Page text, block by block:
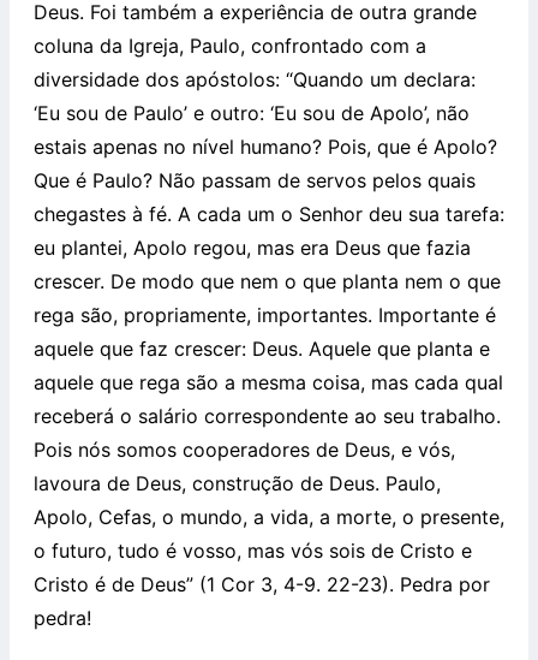
Deus. Foi também a experiência de outra grande
coluna da Igreja, Paulo, confrontado com a
diversidade dos apóstolos: “Quando um declara:
‘Eu sou de Paulo’ e outro: ‘Eu sou de Apolo’, não
estais apenas no nível humano? Pois, que é Apolo?
Que é Paulo? Não passam de servos pelos quais
chegastes à fé. A cada um o Senhor deu sua tarefa:
eu plantei, Apolo regou, mas era Deus que fazia
crescer. De modo que nem o que planta nem o que
rega são, propriamente, importantes. Importante é
aquele que faz crescer: Deus. Aquele que planta e
aquele que rega são a mesma coisa, mas cada qual
receberá o salário correspondente ao seu trabalho.
Pois nós somos cooperadores de Deus, e vós,
lavoura de Deus, construção de Deus. Paulo,
Apolo, Cefas, o mundo, a vida, a morte, o presente,
o futuro, tudo é vosso, mas vós sois de Cristo e
Cristo é de Deus” (1 Cor 3, 4-9. 22-23). Pedra por
pedra!